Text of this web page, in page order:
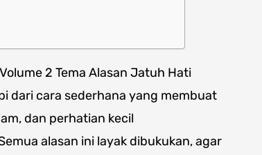
2 Tema Alasan Jatuh Hati
dari cara sederhana yang membuat
dan perhatian kecil
alasan ini layak dibukukan, agar